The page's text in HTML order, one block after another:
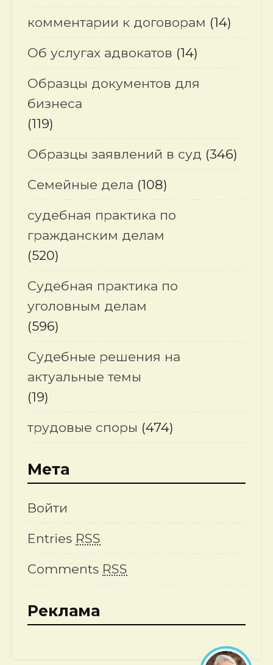
комментарии к договорам (14)
Об услугах адвокатов (14)
Образцы документов для
бизнеса
(119)
Образцы заявлений в суд (346)
Семейные дела (108)
судебная практика по
гражданским делам
(520)
Судебная практика по
уголовным делам
(596)
Судебные решения на
актуальные темы
(19)
трудовые споры (474)
Мета
Войти
Entries RSS
Comments RSS
Реклама